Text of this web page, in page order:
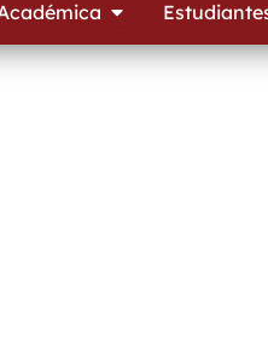
Open Oferta